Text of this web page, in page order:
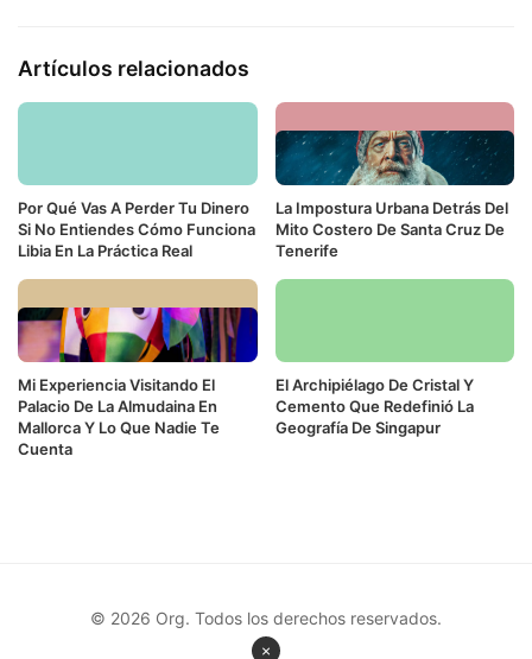
Artículos relacionados
Por Qué Vas A Perder Tu Dinero
Si No Entiendes Cómo Funciona
Libia En La Práctica Real
La Impostura Urbana Detrás Del
Mito Costero De Santa Cruz De
Tenerife
Mi Experiencia Visitando El
Palacio De La Almudaina En
Mallorca Y Lo Que Nadie Te
Cuenta
El Archipiélago De Cristal Y
Cemento Que Redefinió La
Geografía De Singapur
×
© 2026 Org. Todos los derechos reservados.